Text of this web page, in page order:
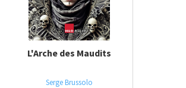
L'Arche des Maudits
Serge Brussolo